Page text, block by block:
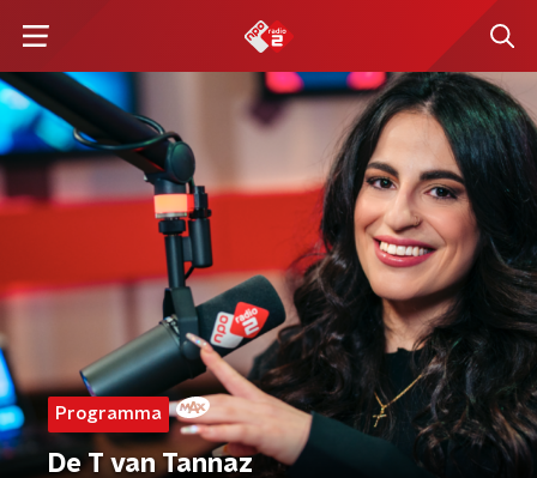
Programma
De T van Tannaz